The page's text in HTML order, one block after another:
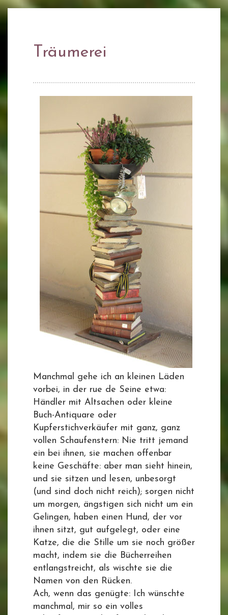
Träumerei
Manchmal gehe ich an kleinen Läden
vorbei, in der rue de Seine etwa:
Händler mit Altsachen oder kleine
Buch-Antiquare oder
Kupferstichverkäufer mit ganz, ganz
vollen Schaufenstern: Nie tritt jemand
ein bei ihnen, sie machen offenbar
keine Geschäfte: aber man sieht hinein,
und sie sitzen und lesen, unbesorgt
(und sind doch nicht reich); sorgen nicht
um morgen, ängstigen sich nicht um ein
Gelingen, haben einen Hund, der vor
ihnen sitzt, gut aufgelegt, oder eine
Katze, die die Stille um sie noch größer
macht, indem sie die Bücherreihen
entlangstreicht, als wischte sie die
Namen von den Rücken.
Ach, wenn das genügte: Ich wünschte
manchmal, mir so ein volles